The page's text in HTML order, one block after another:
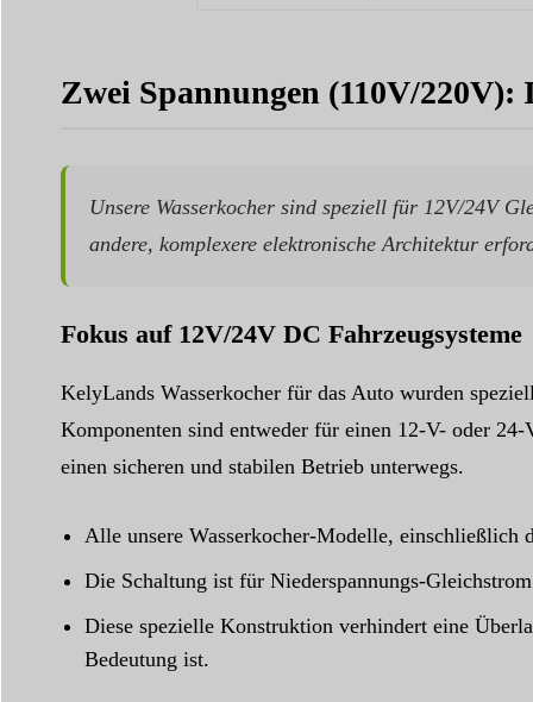
Zwei Spannungen (110V/
Unsere Wasserkocher sind speziell für 12V/24V
andere, komplexere elektronische Architektur
Fokus auf 12V/24V DC Fahrzeugsysteme
KelyLands Wasserkocher für das Auto wurden
Komponenten sind entweder für einen 12-V- oder
einen sicheren und stabilen Betrieb unterwegs.
Alle unsere Wasserkocher-Modelle, einschließlich
Die Schaltung ist für Niederspannungs-
Diese spezielle Konstruktion verhindert eine
Bedeutung ist.